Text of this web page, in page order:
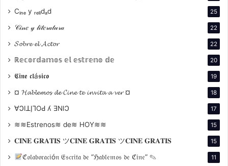
Cᵢₙₑ y ᵣₑₗᵢdₐd 25
𝒞𝒾𝓃𝑒 𝓎 𝓁𝒾𝓉𝑒𝓇𝒶𝓉𝓊𝓇𝒶 22
𝓢𝓸𝓫𝓻𝓮 𝓮𝓵 𝓐𝓬𝓽𝓸𝓻 22
ℝ𝕖𝕔𝕠𝕣𝕕𝕒𝕞𝕠𝕤 𝕖𝕝 𝕖𝕤𝕥𝕣𝕖𝕟𝕠 𝕕𝕖 20
𝕮𝖎𝖓𝖊 𝖈𝖑á𝖘𝖎𝖈𝖔 19
¤ 𝓗𝓪𝓫𝓵𝓮𝓶𝓸𝓼 𝓭𝓮 𝓒𝓲𝓷𝓮 𝓽𝓮 𝓲𝓷𝓿𝓲𝓽𝓪 𝓪 𝓿𝓮𝓻 ¤ 18
∀ϽIꓕI̗⅂OԀ ʎ ƎNIϽ 17
≋≋Estrenos≋ de≋ HOY≋≋ 15
𝐂𝐈𝐍𝐄 𝐆𝐑𝐀𝐓𝐈𝐒 ツ𝐂𝐈𝐍𝐄 𝐆𝐑𝐀𝐓𝐈𝐒 ツ𝐂𝐈𝐍𝐄 𝐆𝐑𝐀𝐓𝐈𝐒 15
ℭ𝔬𝔩𝔞𝔟𝔬𝔯𝔞𝔠𝔦ó𝔫 𝔈𝔰𝔠𝔯𝔦𝔱𝔞 𝔡𝔢 “ℌ𝔞𝔟𝔩𝔢𝔪𝔬𝔰 𝔡𝔢 ℭ𝔦𝔫𝔢” ✎ 11